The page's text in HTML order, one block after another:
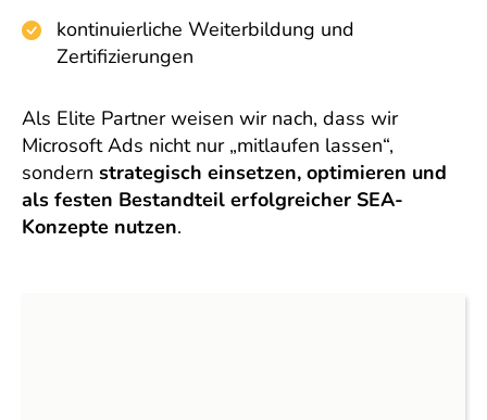
kontinuierliche Weiterbildung und
Zertifizierungen
Als Elite Partner weisen wir nach, dass wir
Microsoft Ads nicht nur „mitlaufen lassen“,
sondern strategisch einsetzen, optimieren und
als festen Bestandteil erfolgreicher SEA-
Konzepte nutzen.